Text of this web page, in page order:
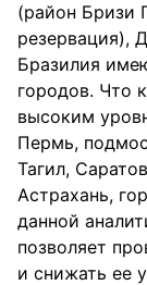
(район Бризи
резервация),
Бразилия
городов. Что
высоким
Пермь,
Тагил,
Астрахань,
данной
позволяет
и снижать ее